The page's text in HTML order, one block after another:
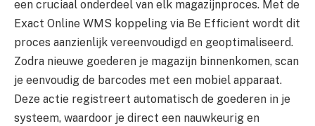
een cruciaal onderdeel van elk magazijnproces. Met de
Exact Online WMS koppeling via Be Efficient wordt dit
proces aanzienlijk vereenvoudigd en geoptimaliseerd.
Zodra nieuwe goederen je magazijn binnenkomen, scan
je eenvoudig de barcodes met een mobiel apparaat.
Deze actie registreert automatisch de goederen in je
systeem, waardoor je direct een nauwkeurig en